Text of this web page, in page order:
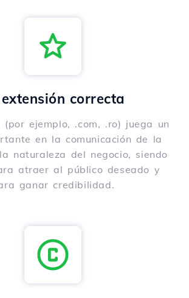
correcta
(por ejemplo, .com, .ro) juega un
en la comunicación de la
naturaleza del negocio, siendo
atraer al público deseado y
ganar credibilidad.